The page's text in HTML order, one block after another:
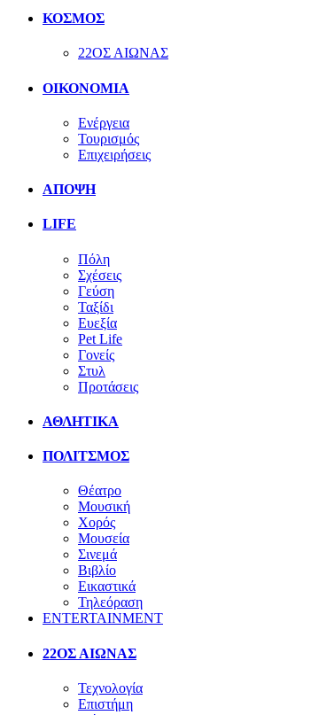
ΚΟΣΜΟΣ
22ΟΣ ΑΙΩΝΑΣ
ΟΙΚΟΝΟΜΙΑ
Ενέργεια
Τουρισμός
Επιχειρήσεις
ΑΠΟΨΗ
LIFE
Πόλη
Σχέσεις
Γεύση
Ταξίδι
Ευεξία
Pet Life
Γονείς
Στυλ
Προτάσεις
ΑΘΛΗΤΙΚΑ
ΠΟΛΙΤΣΜΟΣ
Θέατρο
Μουσική
Χορός
Μουσεία
Σινεμά
Βιβλίο
Εικαστικά
Τηλεόραση
ENTERTAINMENT
22ΟΣ ΑΙΩΝΑΣ
Τεχνολογία
Επιστήμη